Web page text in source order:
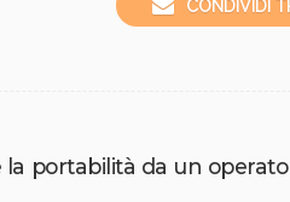
CONDIVIDI
la portabilità da un